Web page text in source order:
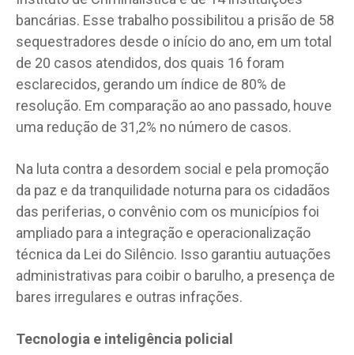
bancárias. Esse trabalho possibilitou a prisão de 58
sequestradores desde o início do ano, em um total
de 20 casos atendidos, dos quais 16 foram
esclarecidos, gerando um índice de 80% de
resolução. Em comparação ao ano passado, houve
uma redução de 31,2% no número de casos.
Na luta contra a desordem social e pela promoção
da paz e da tranquilidade noturna para os cidadãos
das periferias, o convênio com os municípios foi
ampliado para a integração e operacionalização
técnica da Lei do Silêncio. Isso garantiu autuações
administrativas para coibir o barulho, a presença de
bares irregulares e outras infrações.
Tecnologia e inteligência policial